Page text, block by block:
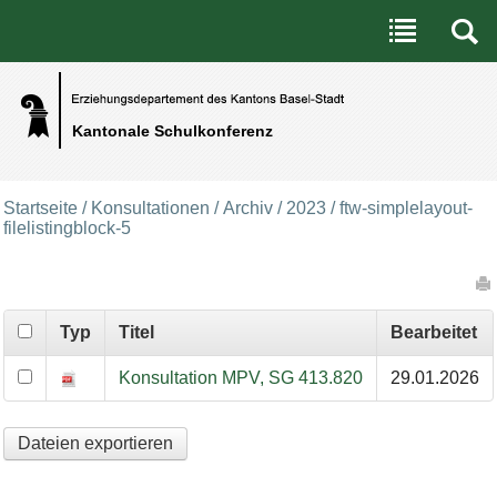
Kantonale Schulkonferenz
Benutzerspezifische Werkzeuge
Direkt zum Inhalt|Direkt zur Navigation
Startseite / Konsultationen /Archiv / 2023 /ftw-simplelayout-
filelistingblock-5
Typ Titel Bearbeitet
Konsultation MPV, SG 413.820 29.01.2026
Dateien exportieren